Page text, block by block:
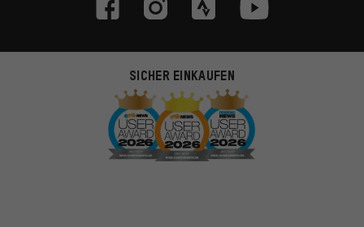
SICHER EINKAUFEN